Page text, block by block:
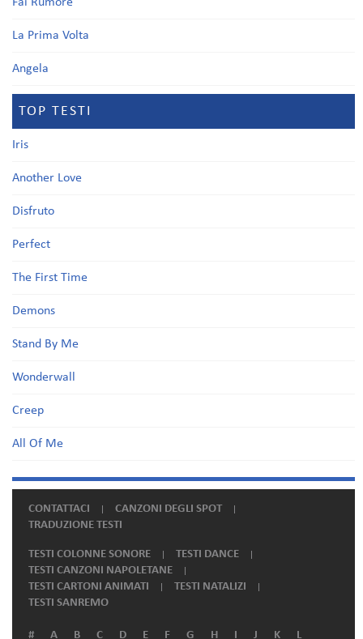
La Prima Volta
Angela
TOP TESTI
Iris
Another Love
Disfruto
Perfect
The First Time
Demons
Stand By Me
Wonderwall
Creep
All Of Me
CONTATTACI
CANZONI DEGLI SPOT
TRADUZIONE TESTI
TESTI COLONNE SONORE
TESTI DANCE
TESTI CANZONI NAPOLETANE
TESTI CARTONI ANIMATI
TESTI NATALIZI
TESTI SANREMO
# A B C D E F G H I J K L